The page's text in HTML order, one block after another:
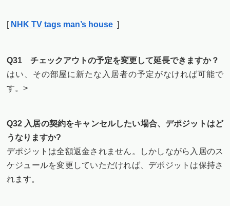
[ NHK TV tags man’s house ]
Q31 チェックアウトの予定を変更して延長できますか？
はい、その部屋に新たな入居者の予定がなければ可能で
す。>
Q32 入居の契約をキャンセルしたい場合、デポジットはど
うなりますか?
デポジットは全額返金されません。しかしながら入居のス
ケジュールを変更していただければ、デポジットは保持さ
れます。